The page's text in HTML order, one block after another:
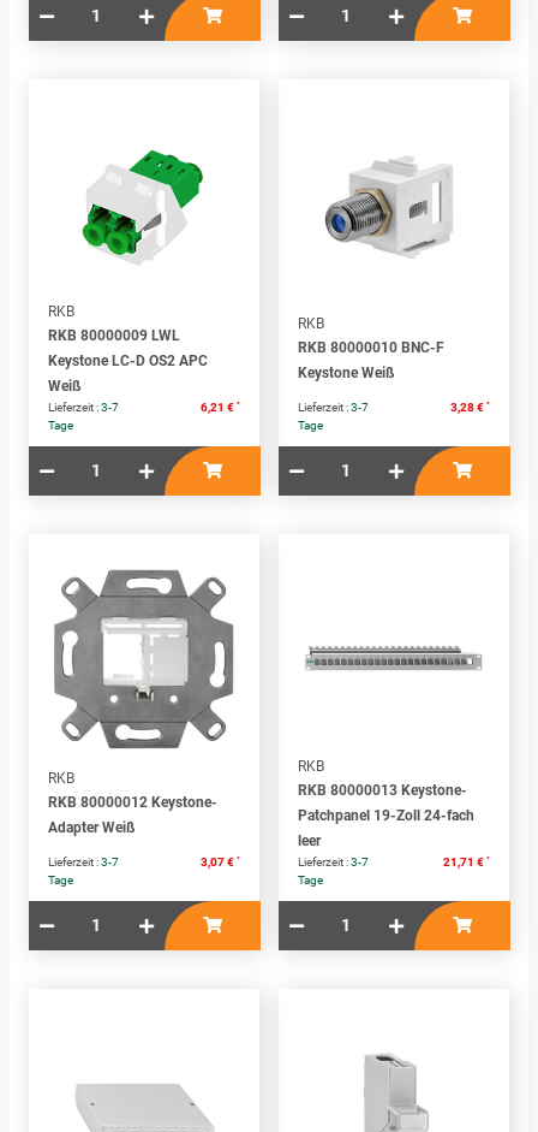
RKB
RKB 80000009 LWL
Keystone LC-D OS2 APC
Weiß
Lieferzeit :3-7
Tage
6,21 € *
RKB
RKB 80000010 BNC-F
Keystone Weiß
Lieferzeit :3-7
Tage
3,28 € *
RKB
RKB 80000012 Keystone-
Adapter Weiß
Lieferzeit :3-7
Tage
3,07 € *
RKB
RKB 80000013 Keystone-
Patchpanel 19-Zoll 24-fach
leer
Lieferzeit :3-7
Tage
21,71 € *